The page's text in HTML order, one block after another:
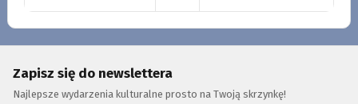
Zapisz się do newslettera
Najlepsze wydarzenia kulturalne prosto na Twoją skrzynkę!